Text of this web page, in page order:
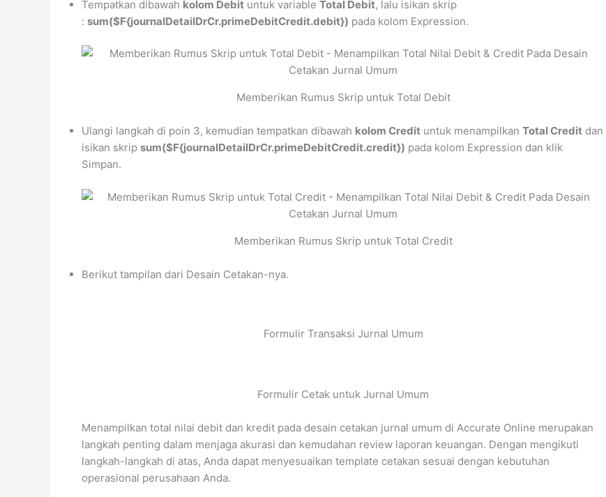
Tempatkan dibawah kolom Debit untuk variable Total Debit, lalu isikan skrip
: sum($F{journalDetailDrCr.primeDebitCredit.debit}) pada kolom Expression.
Memberikan Rumus Skrip untuk Total Debit
Ulangi langkah di poin 3, kemudian tempatkan dibawah kolom Credit untuk menampilkan Total Credit dan
isikan skrip sum($F{journalDetailDrCr.primeDebitCredit.credit}) pada kolom Expression dan klik
Simpan.
Memberikan Rumus Skrip untuk Total Credit
Berikut tampilan dari Desain Cetakan-nya.
Formulir Transaksi Jurnal Umum
Formulir Cetak untuk Jurnal Umum
Menampilkan total nilai debit dan kredit pada desain cetakan jurnal umum di Accurate Online merupakan
langkah penting dalam menjaga akurasi dan kemudahan review laporan keuangan. Dengan mengikuti
langkah-langkah di atas, Anda dapat menyesuaikan template cetakan sesuai dengan kebutuhan
operasional perusahaan Anda.